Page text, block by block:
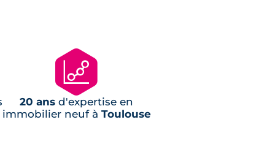
📊
20 ans d'expertise en
immobilier neuf à Toulouse